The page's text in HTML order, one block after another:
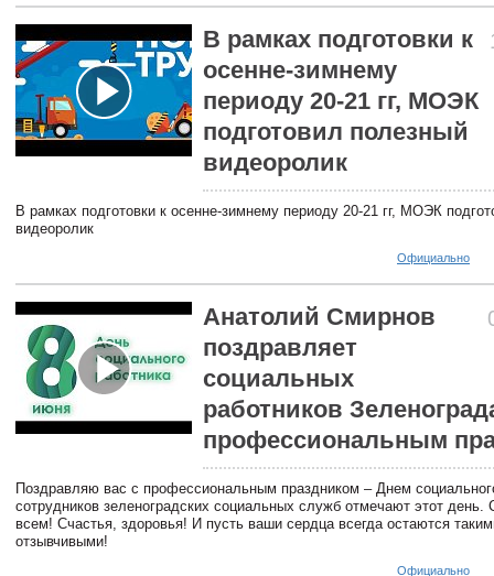
В рамках подготовки к
осенне-зимнему
периоду 20-21 гг, МОЭК
подготовил полезный
видеоролик
В рамках подготовки к осенне-зимнему периоду 20-21 гг, МОЭК
видеоролик
Официально
Анатолий Смирнов
поздравляет
социальных
работников
профессиональным
Поздравляю вас с профессиональным праздником – Днем
сотрудников зеленоградских социальных служб отмечают этот день.
всем! Счастья, здоровья! И пусть ваши сердца всегда остаются
отзывчивыми!
Официально